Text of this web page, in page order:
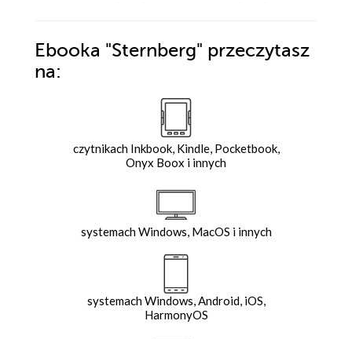
Ebooka "Sternberg" przeczytasz
na:
czytnikach Inkbook, Kindle, Pocketbook,
Onyx Boox i innych
systemach Windows, MacOS i innych
systemach Windows, Android, iOS,
HarmonyOS